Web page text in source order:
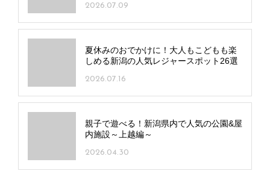
2026.07.09
夏休みのおでかけに！大人もこどもも楽
しめる新潟の人気レジャースポット26選
2026.07.16
親子で遊べる！新潟県内で人気の公園&屋
内施設～上越編～
2026.04.30